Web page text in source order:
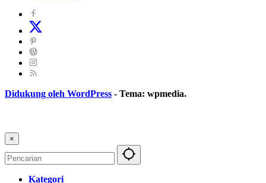
Didukung oleh WordPress - Tema: wpmedia.
×
Kategori